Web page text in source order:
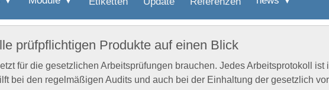
prüfpflichtigen Produkte auf einen Blick
für die gesetzlichen Arbeitsprüfungen brauchen. Jedes Arbeitsprotokoll ist
bei den regelmäßigen Audits und auch bei der Einhaltung der gesetzlich